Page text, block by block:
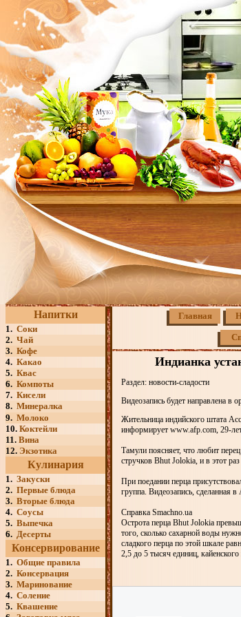
Напитки
1. Соки
2. Чай
3. Кофе
4. Какао
5. Квас
6. Компоты
7. Кисели
8. Минералка
9. Молоко
10. Коктейли
11. Вина
12. Экзотика
Кулинария
1. Закуски
2. Первые блюда
3. Вторые блюда
4. Соусы
5. Выпечка
6. Десерты
Консервирование
1. Общие правила
2. Консервация
3. Маринование
4. Соление
5. Квашение
Главная
Индианка
Раздел: новости-сладости
Видеозапись будет направлена в
Жительница индийского штата
информирует www.afp.com, 29-
Тамули поясняет, что любит
стручков Bhut Jolokia, и в этот
При поедании перца
группа. Видеозапись, сделанная
Справка Smachno.ua
Острота перца Bhut Jolokia
того, сколько сахарной воды
сладкого перца по этой шкале
2,5 до 5 тысяч единиц,